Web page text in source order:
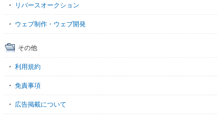
リバースオークション
ウェブ制作・ウェブ開発
その他
利用規約
免責事項
広告掲載について